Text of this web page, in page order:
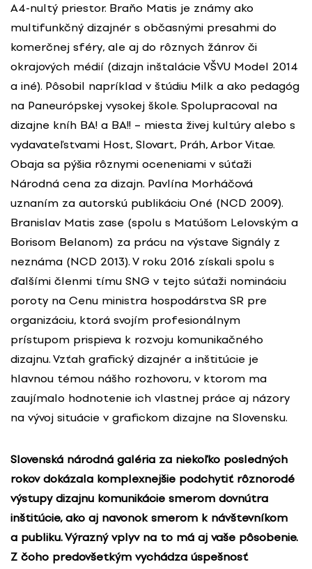
A4-nultý priestor. Braňo Matis je známy ako
multifunkčný dizajnér s občasnými presahmi do
komerčnej sféry, ale aj do rôznych žánrov či
okrajových médií (dizajn inštalácie VŠVU Model 2014
a iné). Pôsobil napríklad v štúdiu Milk a ako pedagóg
na Paneurópskej vysokej škole. Spolupracoval na
dizajne kníh BA! a BA!! – miesta živej kultúry alebo s
vydavateľstvami Host, Slovart, Práh, Arbor Vitae.
Obaja sa pýšia rôznymi oceneniami v súťaži
Národná cena za dizajn. Pavlína Morháčová
uznaním za autorskú publikáciu Oné (NCD 2009).
Branislav Matis zase (spolu s Matúšom Lelovským a
Borisom Belanom) za prácu na výstave Signály z
neznáma (NCD 2013). V roku 2016 získali spolu s
ďalšími členmi tímu SNG v tejto súťaži nomináciu
poroty na Cenu ministra hospodárstva SR pre
organizáciu, ktorá svojím profesionálnym
prístupom prispieva k rozvoju komunikačného
dizajnu. Vzťah grafický dizajnér a inštitúcie je
hlavnou témou nášho rozhovoru, v ktorom ma
zaujímalo hodnotenie ich vlastnej práce aj názory
na vývoj situácie v grafickom dizajne na Slovensku.
Slovenská národná galéria za niekoľko posledných
rokov dokázala komplexnejšie podchytiť rôznorodé
výstupy dizajnu komunikácie smerom dovnútra
inštitúcie, ako aj navonok smerom k návštevníkom
a publiku. Výrazný vplyv na to má aj vaše pôsobenie.
Z čoho predovšetkým vychádza úspešnosť